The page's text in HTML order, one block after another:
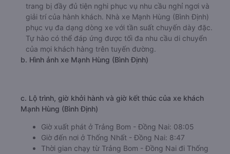
trang bị đầy đủ tiện nghi phục vụ nhu cầu nghỉ ngơi và
giải trí của hành khách. Nhà xe Mạnh Hùng (Bình Định)
phục vụ đa dạng dòng xe với tần suất chuyến dày đặc.
Tự hào có thể đáp ứng được tối đa nhu cầu di chuyển
của mọi khách hàng trên tuyến đường.
b. Hình ảnh xe Mạnh Hùng (Bình Định)